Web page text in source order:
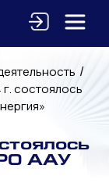
/
состоялось
ААУ